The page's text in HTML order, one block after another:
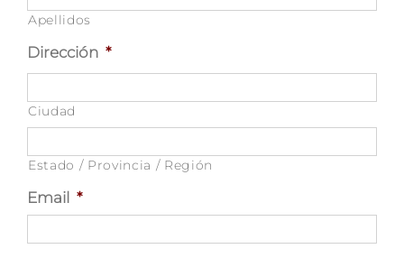
Apellidos
Dirección *
Ciudad
Estado / Provincia / Región
Email *